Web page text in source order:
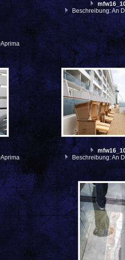
Beschreibung: An
Beschreibung: An